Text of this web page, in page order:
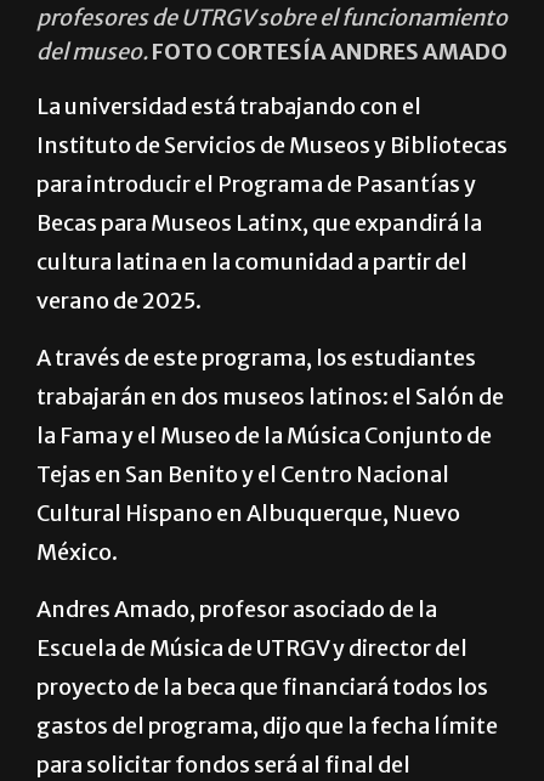
profesores de UTRGV sobre el funcionamiento
del museo.FOTO CORTESÍA ANDRES AMADO
La universidad está trabajando con el
Instituto de Servicios de Museos y Bibliotecas
para introducir el Programa de Pasantías y
Becas para Museos Latinx, que expandirá la
cultura latina en la comunidad a partir del
verano de 2025.
A través de este programa, los estudiantes
trabajarán en dos museos latinos: el Salón de
la Fama y el Museo de la Música Conjunto de
Tejas en San Benito y el Centro Nacional
Cultural Hispano en Albuquerque, Nuevo
México.
Andres Amado, profesor asociado de la
Escuela de Música de UTRGV y director del
proyecto de la beca que financiará todos los
gastos del programa, dijo que la fecha límite
para solicitar fondos será al final del